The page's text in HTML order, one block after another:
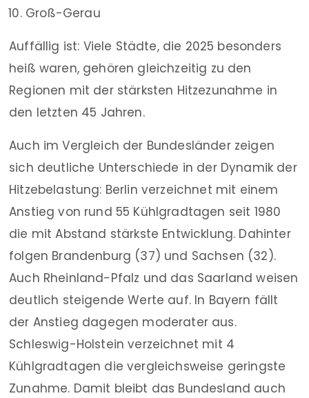
Groß-Gerau
Auffällig ist: Viele Städte, die 2025 besonders
heiß waren, gehören gleichzeitig zu den
Regionen mit der stärksten Hitzezunahme in
den letzten 45 Jahren.
Auch im Vergleich der Bundesländer zeigen
sich deutliche Unterschiede in der Dynamik der
Hitzebelastung: Berlin verzeichnet mit einem
Anstieg von rund 55 Kühlgradtagen seit 1980
die mit Abstand stärkste Entwicklung. Dahinter
folgen Brandenburg (37) und Sachsen (32).
Auch Rheinland-Pfalz und das Saarland weisen
deutlich steigende Werte auf. In Bayern fällt
der Anstieg dagegen moderater aus.
Schleswig-Holstein verzeichnet mit 4
Kühlgradtagen die vergleichsweise geringste
Zunahme. Damit bleibt das Bundesland auch